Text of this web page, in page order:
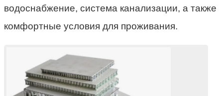
водоснабжение, система канализации, а также
комфортные условия для проживания.